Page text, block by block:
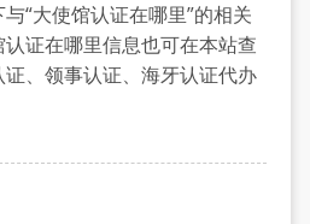
“大使馆认证在哪里”的相关
证在哪里信息也可在本站查
、领事认证、海牙认证代办